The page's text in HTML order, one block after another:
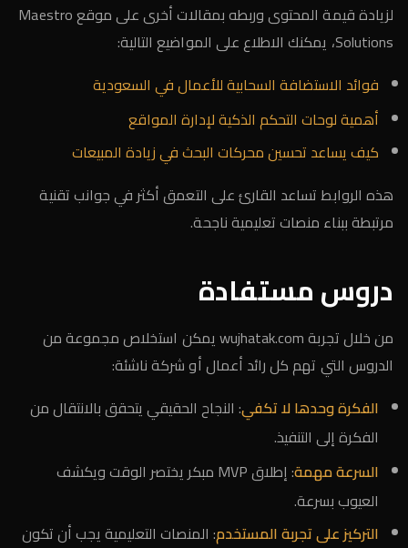
لزيادة قيمة المحتوى وربطه بمقالات أخرى على موقع Maestro
Solutions، يمكنك الاطلاع على المواضيع التالية:
فوائد الاستضافة السحابية للأعمال في السعودية
أهمية لوحات التحكم الذكية لإدارة المواقع
كيف يساعد تحسين محركات البحث في زيادة المبيعات
هذه الروابط تساعد القارئ على التعمق أكثر في جوانب تقنية
مرتبطة ببناء منصات تعليمية ناجحة.
دروس مستفادة
من خلال تجربة wujhatak.com يمكن استخلاص مجموعة من
الدروس التي تهم كل رائد أعمال أو شركة ناشئة:
الفكرة وحدها لا تكفي: النجاح الحقيقي يتحقق بالانتقال من
الفكرة إلى التنفيذ.
السرعة مهمة
: إطلاق MVP مبكر يختصر الوقت ويكشف
العيوب بسرعة.
التركيز على تجربة المستخدم: المنصات التعليمية يجب أن تكون